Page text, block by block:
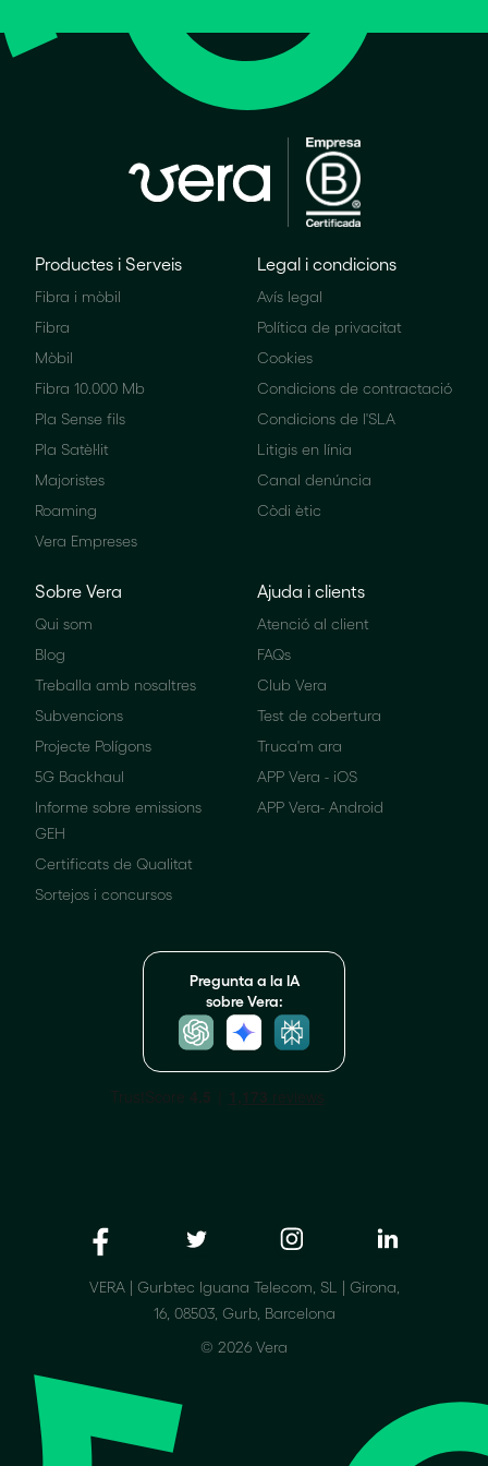
Productes i Serveis
Fibra i mòbil
Fibra
Mòbil
Fibra 10.000 Mb
Pla Sense fils
Pla Satèl·lit
Majoristes
Roaming
Vera Empreses
Legal i condicions
Avís legal
Política de privacitat
Cookies
Condicions de contractació
Condicions de l'SLA
Litigis en línia
Canal denúncia
Còdi ètic
Sobre Vera
Qui som
Blog
Treballa amb nosaltres
Subvencions
Projecte Polígons
5G Backhaul
Informe sobre emissions
GEH
Certificats de Qualitat
Sortejos i concursos
Ajuda i clients
Atenció al client
FAQs
Club Vera
Test de cobertura
Truca'm ara
APP Vera - iOS
APP Vera- Android
Pregunta a la IA
sobre Vera:
VERA | Gurbtec Iguana Telecom, SL | Girona,
16, 08503, Gurb, Barcelona
© 2026 Vera